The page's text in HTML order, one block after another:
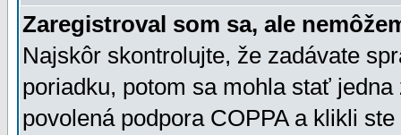
Zaregistroval som sa, ale
Najskôr skontrolujte, že zadávate
poriadku, potom sa mohla stať
povolená podpora COPPA a klikli